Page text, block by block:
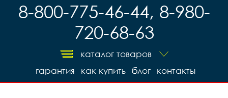
8-800-775-46-44, 8-980-
720-68-63
каталог товаров
контакты
блог
как купить
гарантия